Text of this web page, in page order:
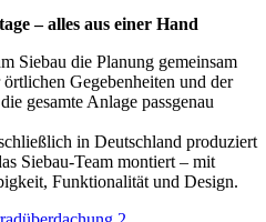
– alles aus einer Hand
Siebau die Planung gemeinsam
Gegebenheiten und der
gesamte Anlage passgenau
in Deutschland produziert
Siebau-Team montiert – mit
Funktionalität und Design.